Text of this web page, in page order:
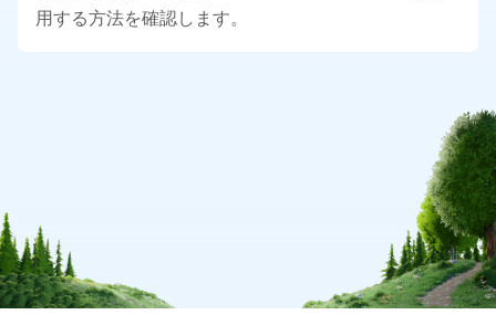
用する方法を確認します。